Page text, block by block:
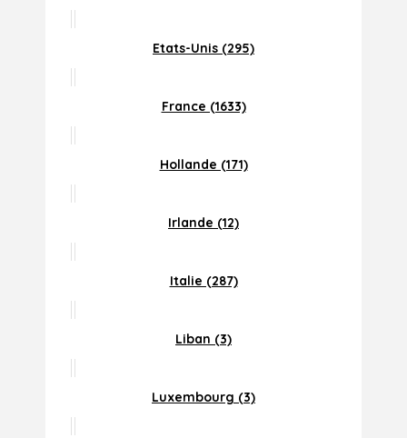
Etats-Unis (295)
France (1633)
Hollande (171)
Irlande (12)
Italie (287)
Liban (3)
Luxembourg (3)